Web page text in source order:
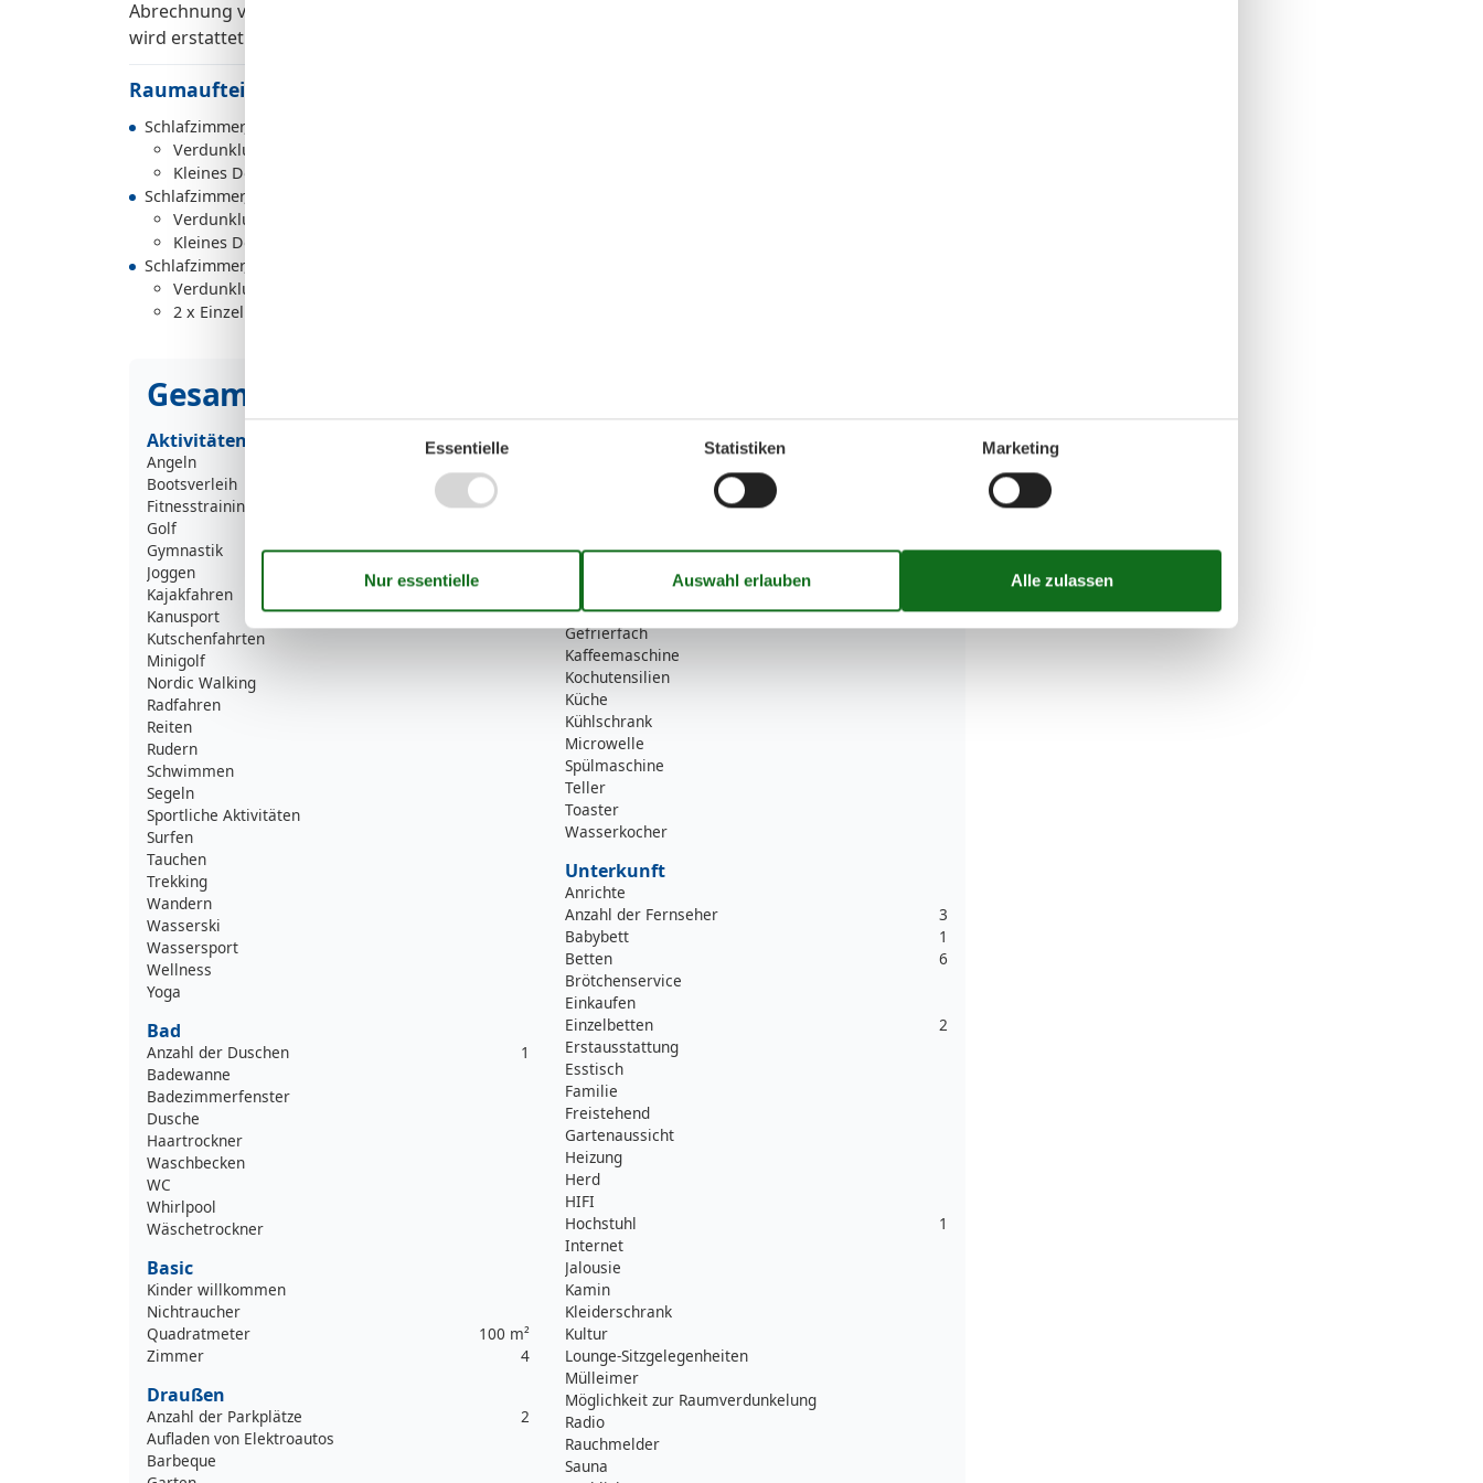
Abrechnung von Strom(0,50€/kwh), Gas(1,95€/m³) und Wasser(8,-€/m³) genutzt. Eine Überzahlung
wird erstattet.
Raumaufteilung
Schlafzimmer, 2 Personen
Verdunklungsvorhänge, Kleiderschrank
Kleines Doppelbett (Offenes Fußteil)
Schlafzimmer, 2 Personen
Verdunklungsvorhänge, Kleiderschrank
Kleines Doppelbett (Offenes Fußteil)
Schlafzimmer, 2 Personen
Verdunklungsvorhänge, Kleiderschrank
2 x Einzelbett (Offenes Fußteil)
Gesamte Ausstattung
Aktivitäten
Angeln
Bootsverleih
Fitnesstraining
Golf
Gymnastik
Joggen
Kajakfahren
Kanusport
Kutschenfahrten
Minigolf
Nordic Walking
Radfahren
Reiten
Rudern
Schwimmen
Segeln
Sportliche Aktivitäten
Surfen
Tauchen
Trekking
Wandern
Wasserski
Wassersport
Wellness
Yoga
Bad
Anzahl der Duschen
1
Badewanne
Badezimmerfenster
Dusche
Haartrockner
Waschbecken
WC
Whirlpool
Wäschetrockner
Basic
Kinder willkommen
Nichtraucher
Quadratmeter
100 m²
Zimmer
4
Draußen
Anzahl der Parkplätze
2
Aufladen von Elektroautos
Barbeque
RestaurantEntfernung
Strandentfernung
100 m
Backofen
Gefrierfach
Kaffeemaschine
Kochutensilien
Küche
Kühlschrank
Microwelle
Spülmaschine
Teller
Toaster
Wasserkocher
Unterkunft
Anrichte
Anzahl der Fernseher
3
Babybett
1
Betten
6
Brötchenservice
Einkaufen
Einzelbetten
2
Erstausstattung
Esstisch
Familie
Freistehend
Gartenaussicht
Heizung
Herd
HIFI
Hochstuhl
1
Internet
Jalousie
Kamin
Kleiderschrank
Kultur
Lounge-Sitzgelegenheiten
Mülleimer
Möglichkeit zur Raumverdunkelung
Radio
Rauchmelder
Sauna
Essentielle Statistiken Marketing